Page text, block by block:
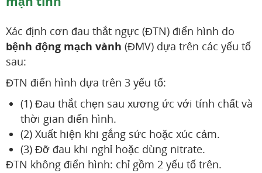
Xác định cơn đau thắt ngực (ĐTN) điển hình do
bệnh động mạch vành (ĐMV) dựa trên các yếu tố
sau:
ĐTN điển hình dựa trên 3 yếu tố:
(1) Đau thắt chẹn sau xương ức với tính chất và
thời gian điển hình.
(2) Xuất hiện khi gắng sức hoặc xúc cảm.
(3) Đỡ đau khi nghỉ hoặc dùng nitrate.
ĐTN không điển hình: chỉ gồm 2 yếu tố trên.